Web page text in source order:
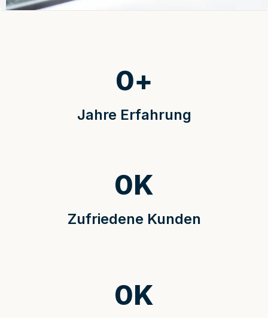
Jahre Erfahrung
0+
Zufriedene Kunden
0K
0K